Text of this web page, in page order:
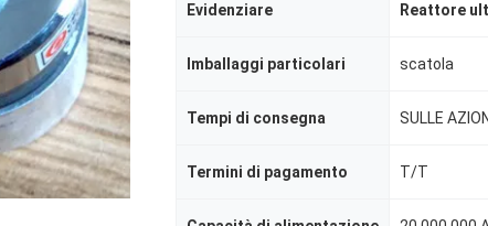
Evidenziare Reattore
Imballaggi particolari scatola
Tempi di consegna SULLE
Termini di pagamento T/T